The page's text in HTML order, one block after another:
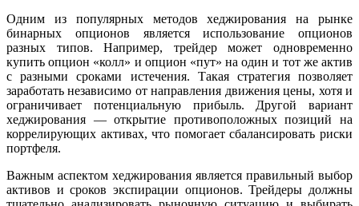
Одним из популярных методов хеджирования на рынке
бинарных опционов является использование опционов
разных типов. Например, трейдер может одновременно
купить опцион «колл» и опцион «пут» на один и тот же актив
с разными сроками истечения. Такая стратегия позволяет
заработать независимо от направления движения цены, хотя и
ограничивает потенциальную прибыль. Другой вариант
хеджирования — открытие противоположных позиций на
коррелирующих активах, что помогает сбалансировать риски
портфеля.
Важным аспектом хеджирования является правильный выбор
активов и сроков экспирации опционов. Трейдеры должны